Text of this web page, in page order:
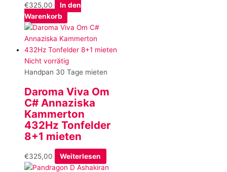
€325,00
In den
Warenkorb
Nicht vorrätig
Handpan 30 Tage mieten
Daroma Viva Om
C# Annaziska
Kammerton
432Hz Tonfelder
8+1 mieten
€325,00 Weiterlesen